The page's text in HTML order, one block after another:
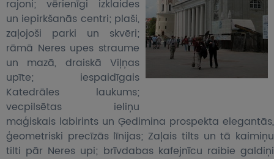
rajoni; vērienīgi izklaides
un iepirkšanās centri; plaši,
zaļojoši parki un skvēri;
rāmā Neres upes straume
un mazā, draiskā Viļņas
upīte; iespaidīgais
Katedrāles laukums;
vecpilsētas ieliņu
maģiskais labirints un Ģedimina prospekta elegantās,
ģeometriski precīzās līnijas; Zaļais tilts un tā kaimiņu
tilti pār Neres upi; brīvdabas kafejnīcu raibie galdiņi